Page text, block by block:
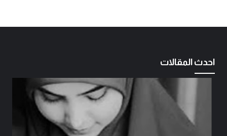
احدث المقالات